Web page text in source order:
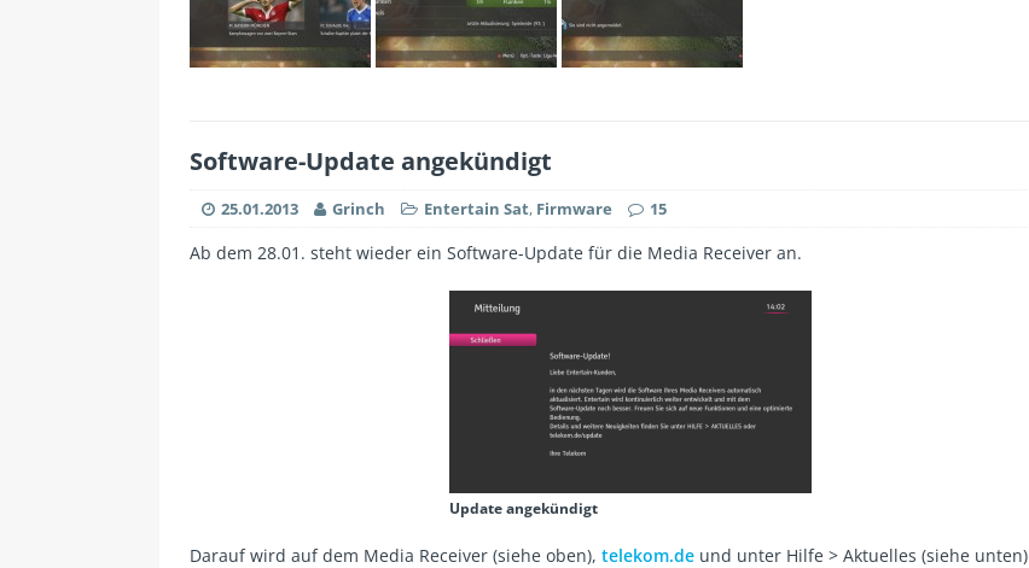
Software-Update angekündigt
25.01.2013 Grinch Entertain Sat, Firmware 15
Ab dem 28.01. steht wieder ein Software-Update für die Media Receiver an.
Update angekündigt
Darauf wird auf dem Media Receiver (siehe oben), telekom.de und unter Hilfe > Aktuelles (siehe unten)